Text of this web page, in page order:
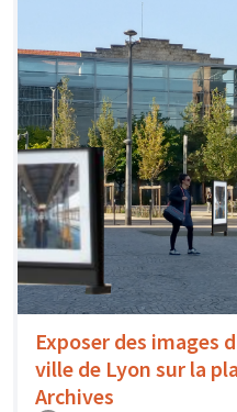
Exposer des images
ville de Lyon sur la
Archives